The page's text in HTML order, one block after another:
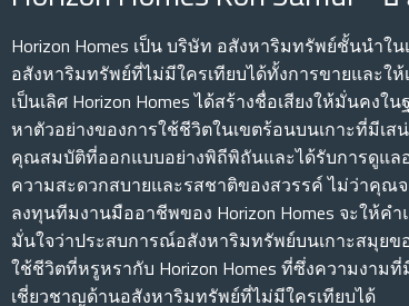
Horizon Homes เป็น บริษัท อสังหาริมทรัพย์ชั้นนําใ
อสังหาริมทรัพย์ที่ไม่มีใครเทียบได้ทั้งการขายและใ
เป็นเลิศ Horizon Homes ได้สร้างชื่อเสียงให้มั่นคง
หาตัวอย่างของการใช้ชีวิตในเขตร้อนบนเกาะที่มีเ
คุณสมบัติที่ออกแบบอย่างพิถีพิถันและได้รับการดูแ
ความสะดวกสบายและรสชาติของสวรรค์ ไม่ว่าคุณ
ลงทุนทีมงานมืออาชีพของ Horizon Homes จะให้
มั่นใจว่าประสบการณ์อสังหาริมทรัพย์บนเกาะสมุ
ใช้ชีวิตที่หรูหรากับ Horizon Homes ที่ซึ่งความงาม
เชี่ยวชาญด้านอสังหาริมทรัพย์ที่ไม่มีใครเทียบได้